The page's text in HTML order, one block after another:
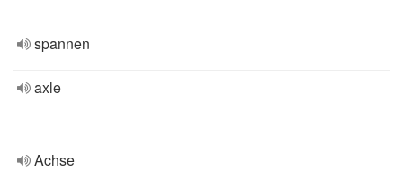
spannen
axle
Achse